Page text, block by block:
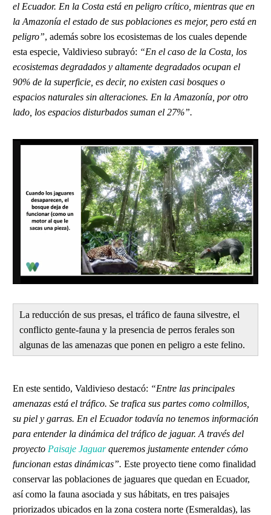
el Ecuador. En la Costa está en peligro crítico, mientras que en
la Amazonía el estado de sus poblaciones es mejor, pero está en
peligro”, además sobre los ecosistemas de los cuales depende
esta especie, Valdivieso subrayó: “En el caso de la Costa, los
ecosistemas degradados y altamente degradados ocupan el
90% de la superficie, es decir, no existen casi bosques o
espacios naturales sin alteraciones. En la Amazonía, por otro
lado, los espacios disturbados suman el 27%”.
La reducción de sus presas, el tráfico de fauna silvestre, el
conflicto gente-fauna y la presencia de perros ferales son
algunas de las amenazas que ponen en peligro a este felino.
En este sentido, Valdivieso destacó: “Entre las principales
amenazas está el tráfico. Se trafica sus partes como colmillos,
su piel y garras. En el Ecuador todavía no tenemos información
para entender la dinámica del tráfico de jaguar. A través del
proyecto Paisaje Jaguarqueremos justamente entender cómo
funcionan estas dinámicas”. Este proyecto tiene como finalidad
conservar las poblaciones de jaguares que quedan en Ecuador,
así como la fauna asociada y sus hábitats, en tres paisajes
priorizados ubicados en la zona costera norte (Esmeraldas), las